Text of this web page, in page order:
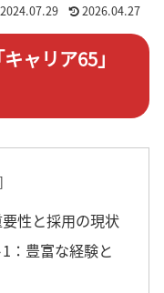
2024.07.29 2026.04.27
ャリア65」
性と採用の現状
：豊富な経験と